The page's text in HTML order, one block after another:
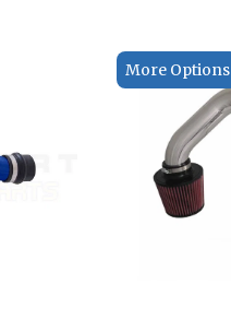
More Options